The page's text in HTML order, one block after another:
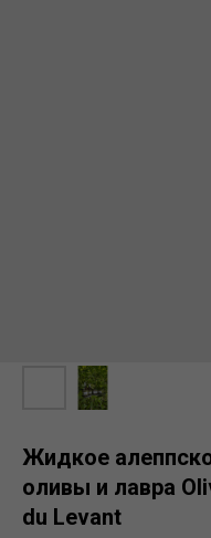
Жидкое
оливы и лавра
du Levant